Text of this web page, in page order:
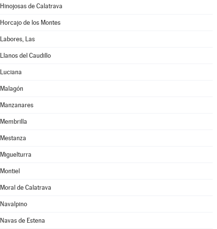
Hinojosas de Calatrava
Horcajo de los Montes
Labores, Las
Llanos del Caudillo
Luciana
Malagón
Manzanares
Membrilla
Mestanza
Miguelturra
Montiel
Moral de Calatrava
Navalpino
Navas de Estena